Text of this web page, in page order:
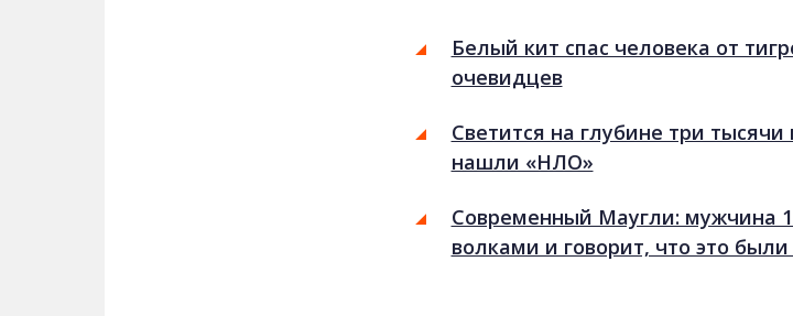
Белый кит спас человека от
очевидцев
Светится на глубине три
нашли «НЛО»
Современный Маугли: мужчина
волками и говорит, что это